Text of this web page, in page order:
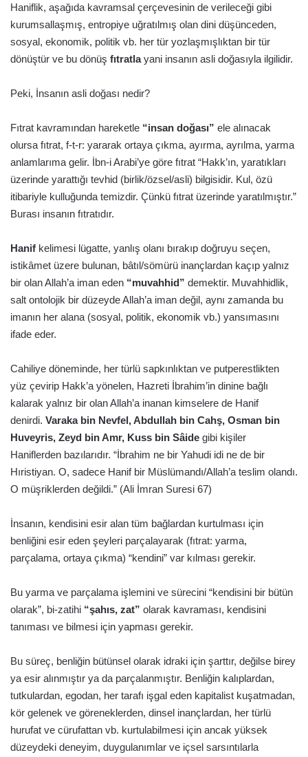
Haniflik, aşağıda kavramsal çerçevesinin de verileceği gibi
kurumsallaşmış, entropiye uğratılmış olan dini düşünceden,
sosyal, ekonomik, politik vb. her tür yozlaşmışlıktan bir tür
dönüştür ve bu dönüş fıtratlayani insanın asli doğasıyla ilgilidir.
Peki, İnsanın asli doğası nedir?
Fıtrat kavramından hareketle “insan doğası” ele alınacak
olursa fıtrat, f-t-r: yararak ortaya çıkma, ayırma, ayrılma, yarma
anlamlarıma gelir. İbn-i Arabi’ye göre fıtrat “Hakk’ın, yaratıkları
üzerinde yarattığı tevhid (birlik/özsel/asli) bilgisidir. Kul, özü
itibariyle kulluğunda temizdir. Çünkü fıtrat üzerinde yaratılmıştır.”
Burası insanın fıtratıdır.
Hanif kelimesi lügatte, yanlış olanı bırakıp doğruyu seçen,
istikâmet üzere bulunan, bâtıl/sömürü inançlardan kaçıp yalnız
bir olan Allah’a iman eden “muvahhid” demektir. Muvahhidlik,
salt ontolojik bir düzeyde Allah’a iman değil, aynı zamanda bu
imanın her alana (sosyal, politik, ekonomik vb.) yansımasını
ifade eder.
Cahiliye döneminde, her türlü sapkınlıktan ve putperestlikten
yüz çevirip Hakk’a yönelen, Hazreti İbrahim’in dinine bağlı
kalarak yalnız bir olan Allah’a inanan kimselere de Hanif
denirdi. Varaka bin Nevfel, Abdullah bin Cahş, Osman bin
Huveyris, Zeyd bin Amr, Kuss bin Sâide gibi kişiler
Haniflerden bazılarıdır. “İbrahim ne bir Yahudi idi ne de bir
Hıristiyan. O, sadece Hanif bir Müslümandı/Allah’a teslim olandı.
O müşriklerden değildi.” (Ali İmran Suresi 67)
İnsanın, kendisini esir alan tüm bağlardan kurtulması için
benliğini esir eden şeyleri parçalayarak (fıtrat: yarma,
parçalama, ortaya çıkma) “kendini” var kılması gerekir.
Bu yarma ve parçalama işlemini ve sürecini “kendisini bir bütün
olarak”, bi-zatihi “şahıs, zat” olarak kavraması, kendisini
tanıması ve bilmesi için yapması gerekir.
Bu süreç, benliğin bütünsel olarak idraki için şarttır, değilse birey
ya esir alınmıştır ya da parçalanmıştır. Benliğin kalıplardan,
tutkulardan, egodan, her tarafı işgal eden kapitalist kuşatmadan,
kör gelenek ve göreneklerden, dinsel inançlardan, her türlü
hurufat ve cürufattan vb. kurtulabilmesi için ancak yüksek
düzeydeki deneyim, duygulanımlar ve içsel sarsıntılarla